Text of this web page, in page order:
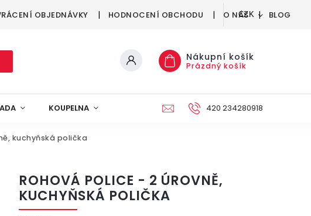
OBJEDNÁVKY HODNOCENÍ OBCHODU O NÁS BLOG
CZK
Nákupní košík
Prázdný košík
KOUPELNA DEKORACE
420 234280918
kuchyňská polička
ROHOVÁ POLICE - 2 ÚROVNĚ,
KUCHYŇSKÁ POLIČKA